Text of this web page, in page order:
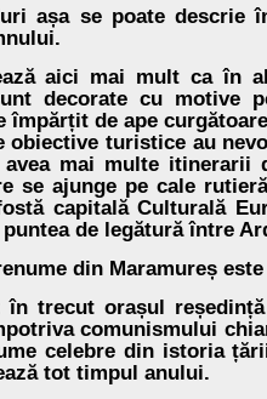
așa se poate descrie
aici mai mult ca în
decorate cu motive
împărțit de ape
obiective turistice au
avea mai multe
se ajunge pe cale
capitală Culturală
puntea de legătură între
din Maramureș
trecut orașul
comunismului
celebre din istoria
tot timpul anului.